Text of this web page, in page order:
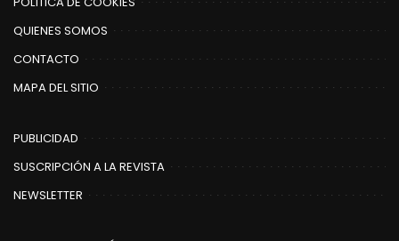
QUIENES SOMOS
CONTACTO
MAPA DEL SITIO
PUBLICIDAD
SUSCRIPCIÓN A LA REVISTA
NEWSLETTER